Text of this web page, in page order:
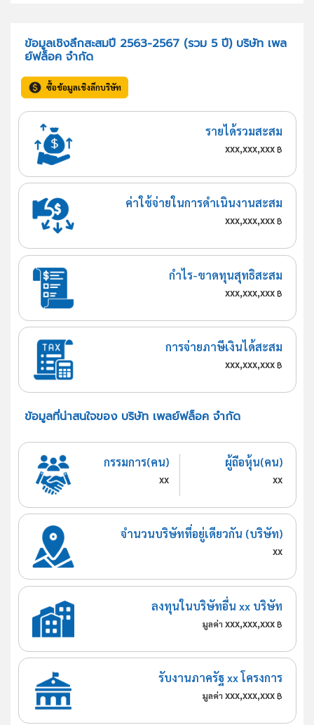
ข้อมูลเชิงลึกสะสมปี 2563-2567 (รวม 5 ปี) บริษัท เพล
ย์ฟล็อค จำกัด
ซื้อข้อมูลเชิงลึกบริษัท
รายได้รวมสะสม
xxx,xxx,xxx฿
ค่าใช้จ่ายในการดำเนินงานสะสม
xxx,xxx,xxx฿
กำไร-ขาดทุนสุทธิสะสม
xxx,xxx,xxx฿
การจ่ายภาษีเงินได้สะสม
xxx,xxx,xxx฿
ข้อมูลที่น่าสนใจของ บริษัท เพลย์ฟล็อค จำกัด
กรรมการ(คน)
xx
ผู้ถือหุ้น(คน)
xx
จำนวนบริษัทที่อยู่เดียวกัน (บริษัท)
xx
ลงทุนในบริษัทอื่น xx บริษัท
มูลค่า xxx,xxx,xxx ฿
รับงานภาครัฐ xx โครงการ
มูลค่า xxx,xxx,xxx ฿